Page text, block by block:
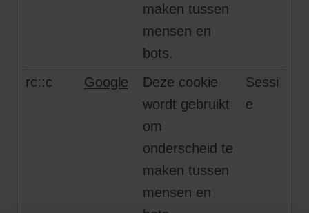
maken tussen
mensen en
bots.
rc::c Google
Deze cookie
wordt gebruikt
om
onderscheid te
maken tussen
mensen en
Sessi
e